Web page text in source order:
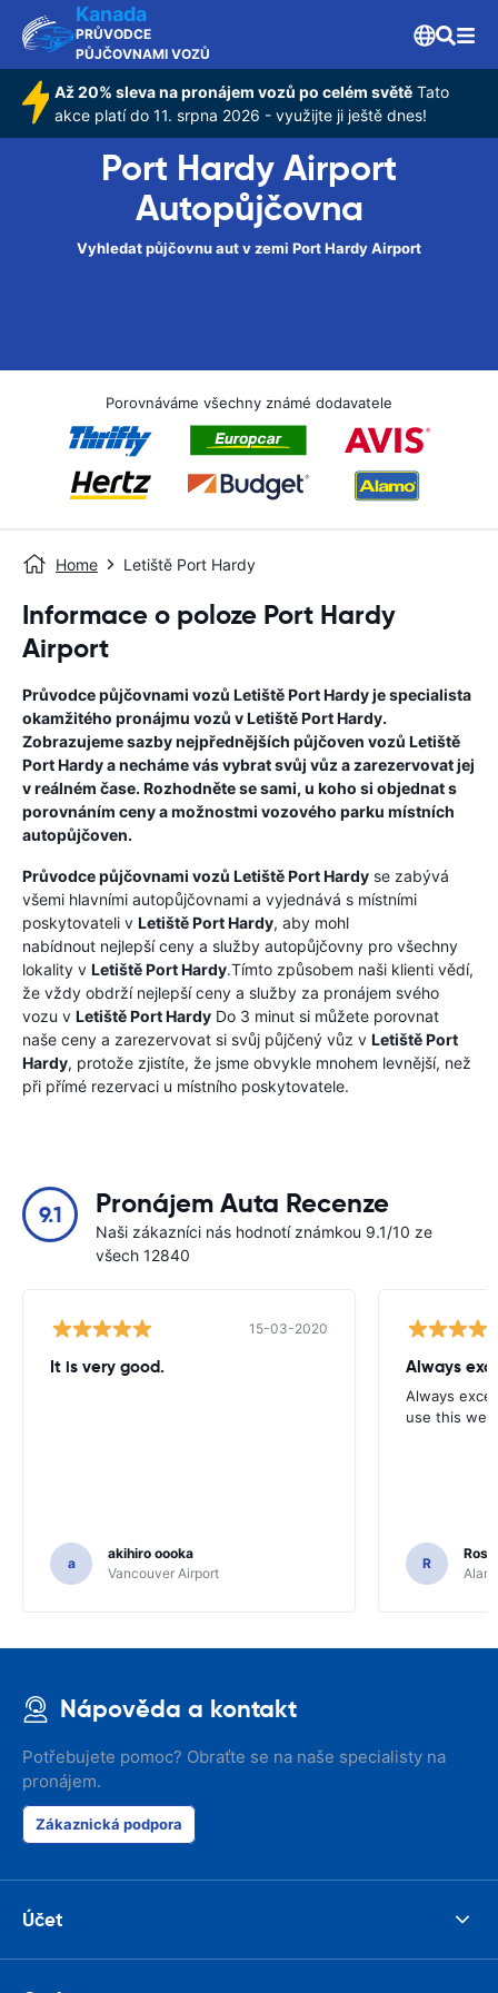
Kanada
PRŮVODCE
PŮJČOVNAMI VOZŮ
Až 20% sleva na pronájem vozů po celém světě Tato
akce platí do 11. srpna 2026 - využijte ji ještě dnes!
Port Hardy Airport
Autopůjčovna
Vyhledat půjčovnu aut v zemi Port Hardy Airport
Porovnáváme všechny známé dodavatele
Home Letiště Port Hardy
Informace o poloze Port Hardy
Airport
Průvodce půjčovnami vozů Letiště Port Hardyje specialista
okamžitého pronájmu vozů vLetiště Port Hardy.
Zobrazujeme sazby nejpřednějších půjčoven vozů Letiště
Port Hardya necháme vás vybrat svůj vůz a zarezervovat jej
v reálném čase. Rozhodněte se sami, u koho si objednat s
porovnáním ceny a možnostmi vozového parku místních
autopůjčoven.
Průvodce půjčovnami vozů Letiště Port Hardy se zabývá
všemi hlavními autopůjčovnami a vyjednává s místními
poskytovateli v Letiště Port Hardy, aby mohl
nabídnout nejlepší ceny a služby autopůjčovny pro všechny
lokality v Letiště Port Hardy.Tímto způsobem naši klienti vědí,
že vždy obdrží nejlepší ceny a služby za pronájem svého
vozu v Letiště Port Hardy Do 3 minut si můžete porovnat
naše ceny a zarezervovat si svůj půjčený vůz v Letiště Port
Hardy, protože zjistíte, že jsme obvykle mnohem levnější, než
při přímé rezervaci u místního poskytovatele.
9.1 Pronájem Auta Recenze
Naši zákazníci nás hodnotí známkou 9.1/10 ze
všech 12840
15-03-2020
It is very good.
a
akihiro oooka
Vancouver Airport
Always
Always
use this
R
Nápověda a kontakt
Potřebujete pomoc? Obraťte se na naše specialisty na
pronájem.
Zákaznická podpora
Účet